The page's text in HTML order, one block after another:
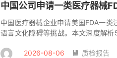
中国公司申请一类医疗器械
中国医疗器械企业申请美国FDA一类
语言文化障碍等挑战。本文深度解
知门槛 ...2026-08-06  质检报告